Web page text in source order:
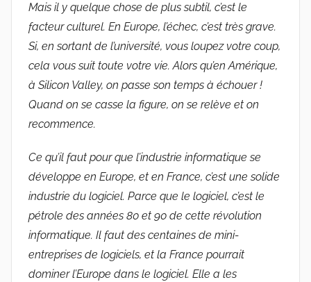
Mais il y quelque chose de plus subtil, c’est le
facteur culturel. En Europe, l’échec, c’est très grave.
Si, en sortant de l’université, vous loupez votre coup,
cela vous suit toute votre vie. Alors qu’en Amérique,
à Silicon Valley, on passe son temps à échouer !
Quand on se casse la figure, on se relève et on
recommence.
Ce qu’il faut pour que l’industrie informatique se
développe en Europe, et en France, c’est une solide
industrie du logiciel. Parce que le logiciel, c’est le
pétrole des années 80 et 90 de cette révolution
informatique. Il faut des centaines de mini-
entreprises de logiciels, et la France pourrait
dominer l’Europe dans le logiciel. Elle a les